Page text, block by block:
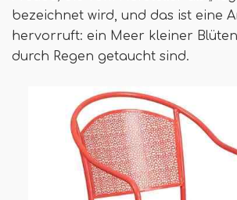
bezeichnet wird, und das ist eine
hervorruft: ein Meer kleiner
durch Regen getaucht sind.